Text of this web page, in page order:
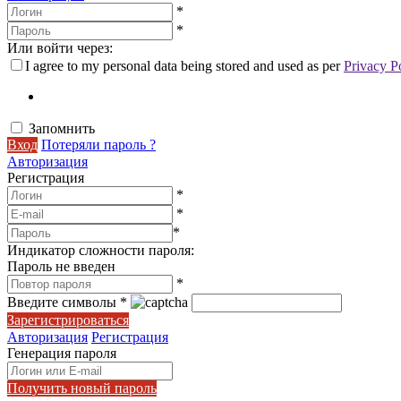
*
*
Или войти через:
I agree to my personal data being stored and used as perPrivacy
Запомнить
Вход Потеряли пароль ?
Авторизация
Регистрация
*
*
*
Индикатор сложности пароля:
Пароль не введен
*
Введите символы *
Зарегистрироваться
Авторизация Регистрация
Генерация пароля
Получить новый пароль